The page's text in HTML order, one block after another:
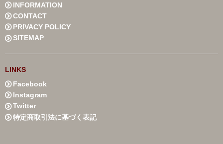
INFORMATION
CONTACT
PRIVACY POLICY
SITEMAP
LINKS
Facebook
Instagram
Twitter
特定商取引法に基づく表記